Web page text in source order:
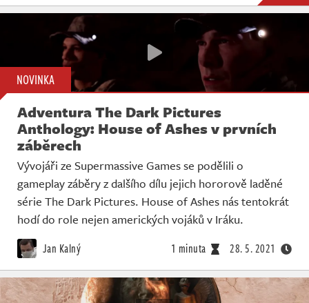
NOVINKA
Adventura The Dark Pictures
Anthology: House of Ashes v prvních
záběrech
Vývojáři ze Supermassive Games se podělili o
gameplay záběry z dalšího dílu jejich hororově laděné
série The Dark Pictures. House of Ashes nás tentokrát
hodí do role nejen amerických vojáků v Iráku.
Jan Kalný 1 minuta 28. 5. 2021